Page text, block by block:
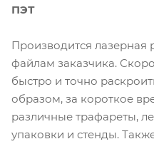
ПЭТ
Производится
файлам заказчика.
быстро и точно
образом, за короткое
различные трафареты,
упаковки и стенды.